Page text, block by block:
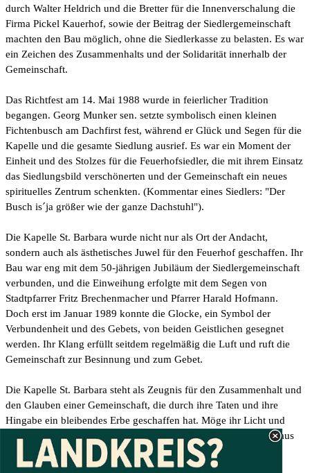
durch Walter Heldrich und die Bretter für die Innenverschalung die
Firma Pickel Kauerhof, sowie der Beitrag der Siedlergemeinschaft
machten den Bau möglich, ohne die Siedlerkasse zu belasten. Es war
ein Zeichen des Zusammenhalts und der Solidarität innerhalb der
Gemeinschaft.
Das Richtfest am 14. Mai 1988 wurde in feierlicher Tradition
begangen. Georg Munker sen. setzte symbolisch einen kleinen
Fichtenbusch am Dachfirst fest, während er Glück und Segen für die
Kapelle und die gesamte Siedlung ausrief. Es war ein Moment der
Einheit und des Stolzes für die Feuerhofsiedler, die mit ihrem Einsatz
das Siedlungsbild verschönerten und der Gemeinschaft ein neues
spirituelles Zentrum schenkten. (Kommentar eines Siedlers: "Der
Busch is´ja größer wie der ganze Dachstuhl").
Die Kapelle St. Barbara wurde nicht nur als Ort der Andacht,
sondern auch als ästhetisches Juwel für den Feuerhof geschaffen. Ihr
Bau war eng mit dem 50-jährigen Jubiläum der Siedlergemeinschaft
verbunden, und die Einweihung erfolgte mit dem Segen von
Stadtpfarrer Fritz Brechenmacher und Pfarrer Harald Hofmann.
Doch erst im Januar 1989 konnte die Glocke, ein Symbol der
Verbundenheit und des Gebets, von beiden Geistlichen gesegnet
werden. Ihr Klang erfüllt seitdem regelmäßig die Luft und ruft die
Gemeinschaft zur Besinnung und zum Gebet.
Die Kapelle St. Barbara steht als Zeugnis für den Zusammenhalt und
den Glauben einer Gemeinschaft, die durch ihre Taten und ihre
Hingabe ein bleibendes Erbe geschaffen hat. Möge ihr Licht und
ihre Bedeutung noch lange über die Grenzen des Feuerhofs hinaus
strahlen.